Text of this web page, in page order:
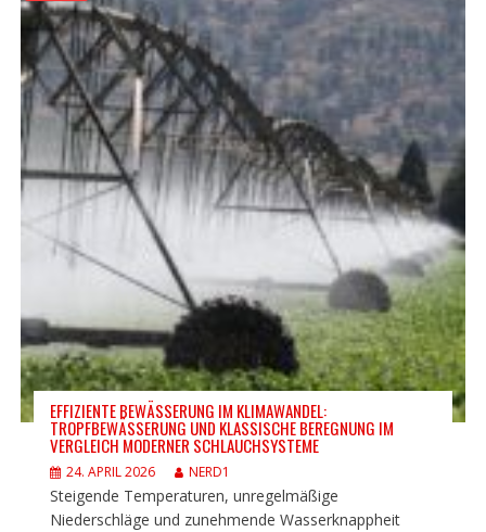
EFFIZIENTE BEWÄSSERUNG IM KLIMAWANDEL:
TROPFBEWÄSSERUNG UND KLASSISCHE BEREGNUNG IM
VERGLEICH MODERNER SCHLAUCHSYSTEME
24. APRIL 2026 NERD1
Steigende Temperaturen, unregelmäßige
Niederschläge und zunehmende Wasserknappheit